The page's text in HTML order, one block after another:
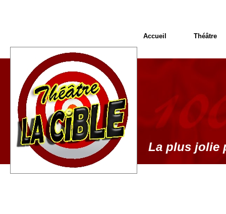
La plus jolie
Accueil Théâtre